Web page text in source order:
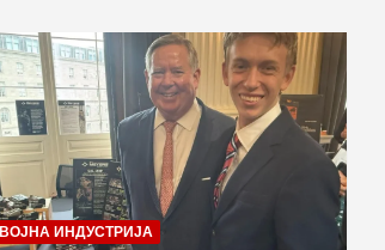
ВОЈНА ИНДУСТРИЈА